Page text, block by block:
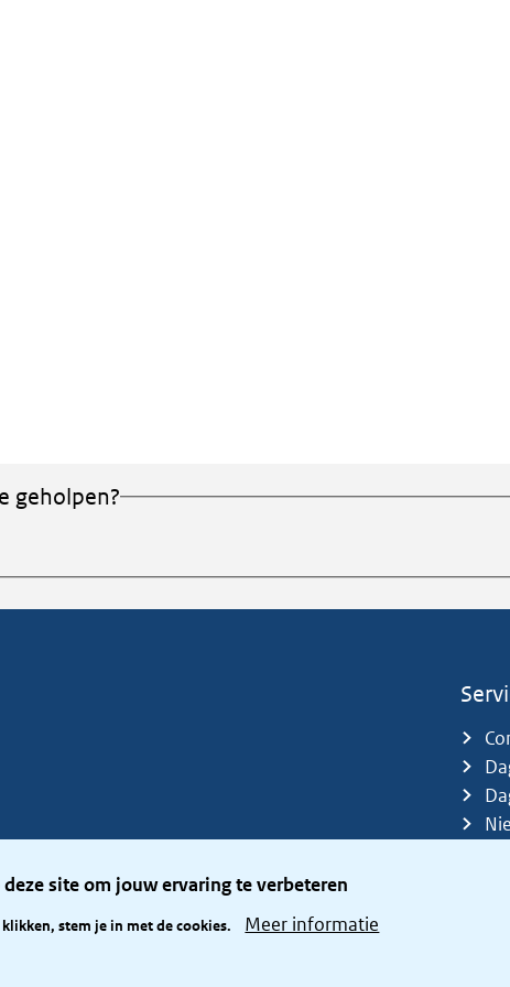
site om jouw ervaring te verbeteren
stem je in met de cookies. Meer informatie
geholpen?